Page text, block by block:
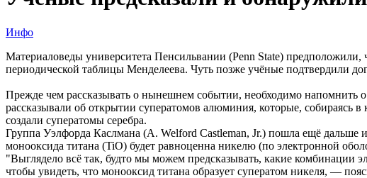
Инфо
Материаловеды университета Пенсильвании (Penn State)
периодической таблицы Менделеева. Чуть позже учёные подтвердили
Прежде чем рассказывать о нынешнем событии, необходимо напомнить
рассказывали об открытии суператомов алюминия, которые, собираясь
создали суператомы серебра.
Группа Уэлфорда Каслмана (A. Welford Castleman, Jr.) пошла ещё дальше
монооксида титана (TiO) будет равноценна никелю (по электронной
"Выглядело всё так, будто мы можем предсказывать, какие комбинации
чтобы увидеть, что монооксид титана образует суператом никеля, —